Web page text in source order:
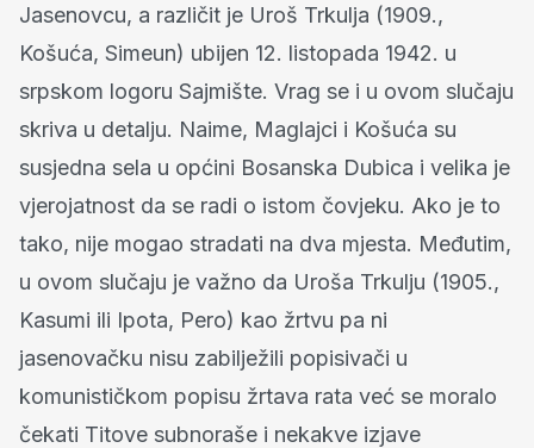
Jasenovcu, a različit je Uroš Trkulja (1909.,
Košuća, Simeun) ubijen 12. listopada 1942. u
srpskom logoru Sajmište. Vrag se i u ovom slučaju
skriva u detalju. Naime, Maglajci i Košuća su
susjedna sela u općini Bosanska Dubica i velika je
vjerojatnost da se radi o istom čovjeku. Ako je to
tako, nije mogao stradati na dva mjesta. Međutim,
u ovom slučaju je važno da Uroša Trkulju (1905.,
Kasumi ili Ipota, Pero) kao žrtvu pa ni
jasenovačku nisu zabilježili popisivači u
komunističkom popisu žrtava rata već se moralo
čekati Titove subnoraše i nekakve izjave